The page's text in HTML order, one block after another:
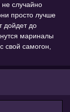
не случайно
просто лучше
дойдет до
мариналы
свой самогон,